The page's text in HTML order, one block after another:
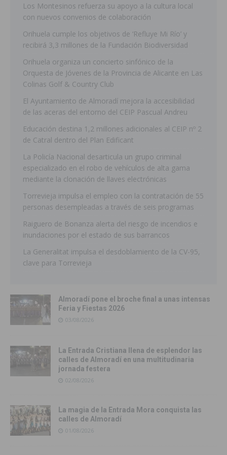
Los Montesinos refuerza su apoyo a la cultura local
con nuevos convenios de colaboración
Orihuela cumple los objetivos de ‘Refluye Mi Río’ y
recibirá 3,3 millones de la Fundación Biodiversidad
Orihuela organiza un concierto sinfónico de la
Orquesta de Jóvenes de la Provincia de Alicante en Las
Colinas Golf & Country Club
El Ayuntamiento de Almoradí mejora la accesibilidad
de las aceras del entorno del CEIP Pascual Andreu
Educación destina 1,2 millones adicionales al CEIP nº 2
de Catral dentro del Plan Edificant
La Policía Nacional desarticula un grupo criminal
especializado en el robo de vehículos de alta gama
mediante la clonación de llaves electrónicas
Torrevieja impulsa el empleo con la contratación de 55
personas desempleadas a través de seis programas
Raiguero de Bonanza alerta del riesgo de incendios e
inundaciones por el estado de sus barrancos
La Generalitat impulsa el desdoblamiento de la CV-95,
clave para Torrevieja
Almoradí pone el broche final a unas intensas
Feria y Fiestas 2026
03/08/2026
La Entrada Cristiana llena de esplendor las
calles de Almoradí en una multitudinaria
jornada festera
02/08/2026
La magia de la Entrada Mora conquista las
calles de Almoradí
01/08/2026